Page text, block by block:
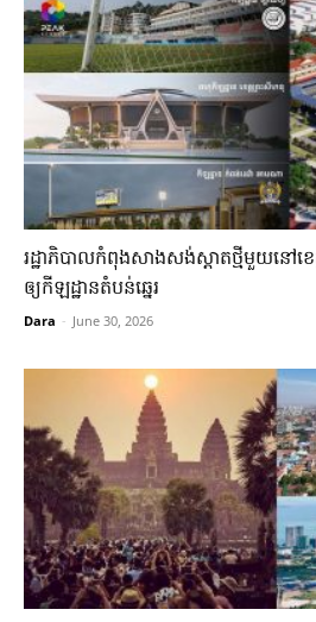
រដ្ឋាភិបាល​កំពុងសាងសង់​ស្តាត​ថ្មី​មួយ​នៅ​
ឲ្យ​កីឡដ្ឋាន​តំបន់ឆ្នេរ​
Dara - June 30, 2026